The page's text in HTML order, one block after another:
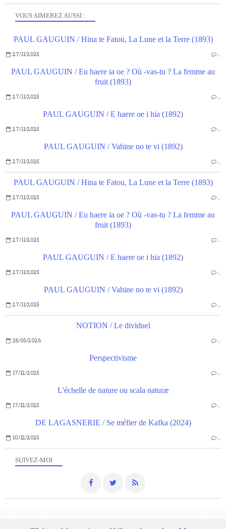
SUIVEZ-MOI
VOUS AIMEREZ AUSSI :
PAUL GAUGUIN / Hina te Fatou, La Lune et la Terre (1893)
27/11/2025 …
PAUL GAUGUIN / Eu haere ia oe ? Où -vas-tu ? La femme au
fruit (1893)
27/11/2025 …
PAUL GAUGUIN / E haere oe i hia (1892)
27/11/2025 …
PAUL GAUGUIN / Vahine no te vi (1892)
27/11/2025 …
PAUL GAUGUIN / Hina te Fatou, La Lune et la Terre (1893)
27/11/2025 …
PAUL GAUGUIN / Eu haere ia oe ? Où -vas-tu ? La femme au
fruit (1893)
27/11/2025 …
PAUL GAUGUIN / E haere oe i hia (1892)
27/11/2025 …
PAUL GAUGUIN / Vahine no te vi (1892)
27/11/2025 …
NOTION / Le dividuel
28/05/2026 …
Perspectivisme
17/12/2025 …
L'échelle de nature ou scala naturæ
17/12/2025 …
DE LAGASNERIE / Se méfier de Kafka (2024)
10/12/2025 …